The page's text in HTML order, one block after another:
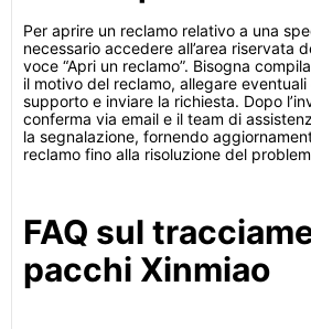
Per aprire un reclamo relativo a una
necessario accedere all’area riservata
voce “Apri un reclamo”. Bisogna
il motivo del reclamo, allegare
supporto e inviare la richiesta. Dopo
conferma via email e il team di
la segnalazione, fornendo
reclamo fino alla risoluzione del
FAQ sul
pacchi Xinmiao